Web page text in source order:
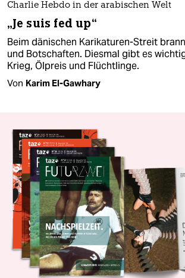
Charlie Hebdo in der arabischen Welt
„Je suis fed up“
Beim dänischen Karikaturen-Streit
und Botschaften. Diesmal gibt es
Krieg, Ölpreis und Flüchtlinge.
Von Karim El-Gawhary